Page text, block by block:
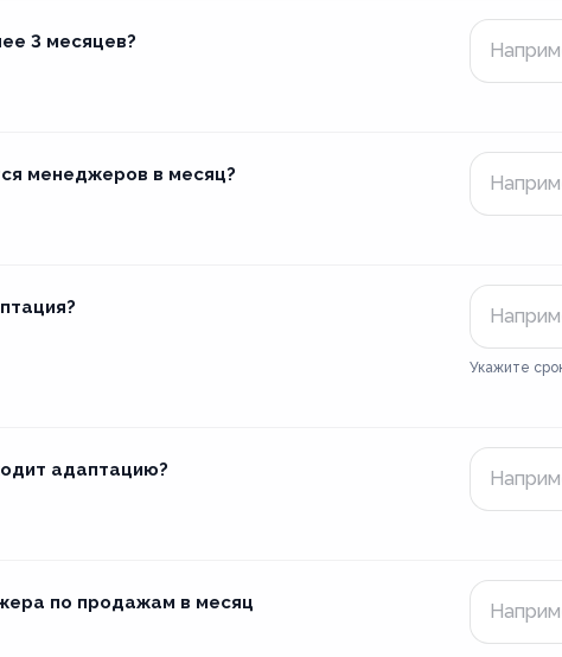
3 месяцев?
менеджеров в месяц?
Укажите
адаптацию?
по продажам в месяц